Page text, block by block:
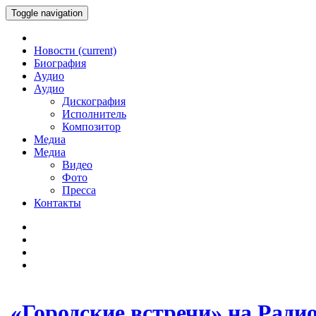
Toggle navigation
Новости (current)
Биография
Аудио
Аудио
Дискография
Исполнитель
Композитор
Медиа
Медиа
Видео
Фото
Пресса
Контакты